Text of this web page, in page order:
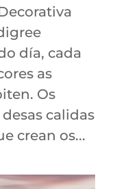
día, cada
as
Os
calidas
crean os...